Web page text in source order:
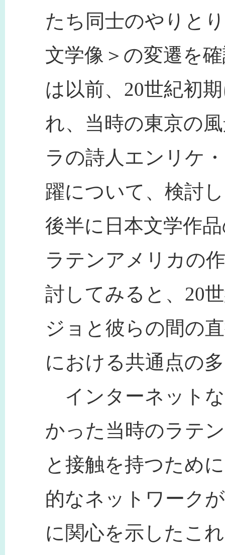
たち同士のやりと
文学像＞の変遷を
は以前、20世紀初
れ、当時の東京の
ラの詩人エンリケ
躍について、検討
後半に日本文学作
ラテンアメリカの
討してみると、20
ジョと彼らの間の
における共通点の
インターネット
かった当時のラテ
と接触を持つため
的なネットワーク
に関心を示したこ